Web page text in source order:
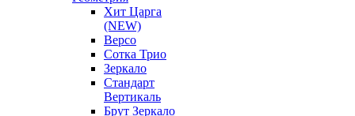
Хит Царга
(NEW)
Версо
Сотка Трио
Зеркало
Стандарт
Вертикаль
Брут Зеркало